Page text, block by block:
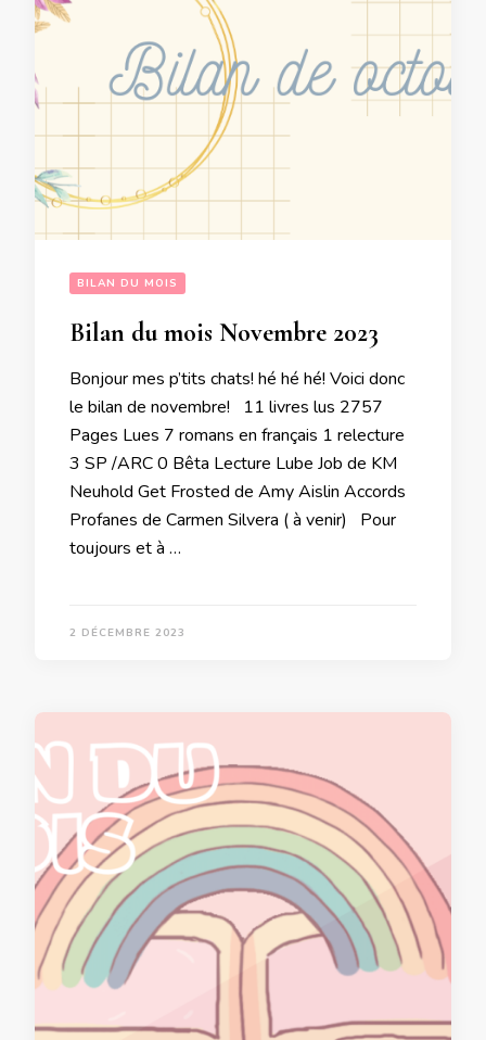
BILAN DU MOIS
Bilan du mois Novembre 2023
Bonjour mes p’tits chats! hé hé hé! Voici donc
le bilan de novembre! 11 livres lus 2757
Pages Lues 7 romans en français 1 relecture
3 SP /ARC 0 Bêta Lecture Lube Job de KM
Neuhold Get Frosted de Amy Aislin Accords
Profanes de Carmen Silvera ( à venir) Pour
toujours et à …
2 DÉCEMBRE 2023